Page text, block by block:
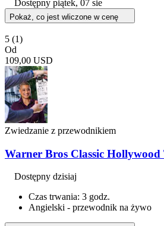
Dostępny piątek, 07 sie
Pokaż, co jest wliczone w cenę
5 (1)
Od
109,00 USD
Zwiedzanie z przewodnikiem
Warner Bros Classic Hollywood
Dostępny dzisiaj
Czas trwania: 3 godz.
Angielski - przewodnik na żywo